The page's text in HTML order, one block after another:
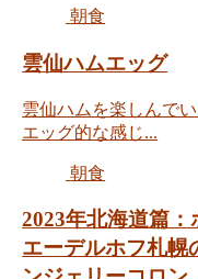
朝食
雲仙ハムエッグ
雲仙ハムを楽しんで
エッグ的な感じ...
朝食
2023年北海道篇
エーデルホフ札幌